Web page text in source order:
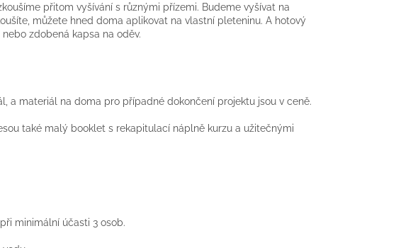
přitom vyšívání s různými přízemi. Budeme vyšívat na
můžete hned doma aplikovat na vlastní pleteninu. A hotový
zdobená kapsa na oděv.
a materiál na doma pro případné dokončení projektu jsou v ceně.
také malý booklet s rekapitulací náplně kurzu a užitečnými
minimální účasti 3 osob.